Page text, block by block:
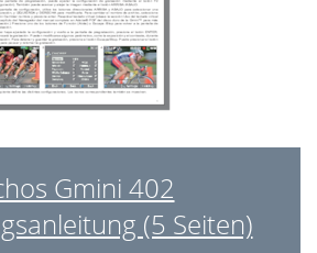
Gmini 402
(5 Seiten)